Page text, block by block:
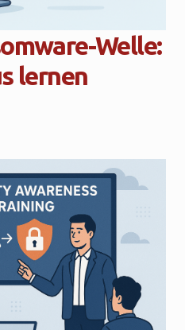
Welle:
lernen